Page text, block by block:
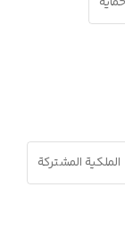
الملكية المشتركة